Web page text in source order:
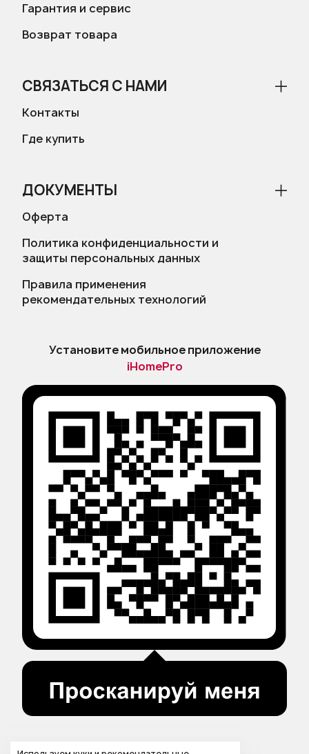
Гарантия и сервис
Возврат товара
СВЯЗАТЬСЯ С НАМИ
Контакты
Где купить
ДОКУМЕНТЫ
Оферта
Политика конфиденциальности и
защиты персональных данных
Правила применения
рекомендательных технологий
Установите мобильное приложение
iHomePro